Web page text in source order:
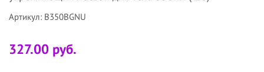
Артикул: B350BGNU
327.00 руб.